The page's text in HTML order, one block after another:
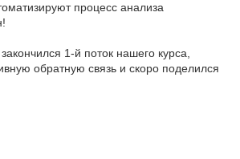
процесс анализа
1-й поток нашего курса,
обратную связь и скоро поделился